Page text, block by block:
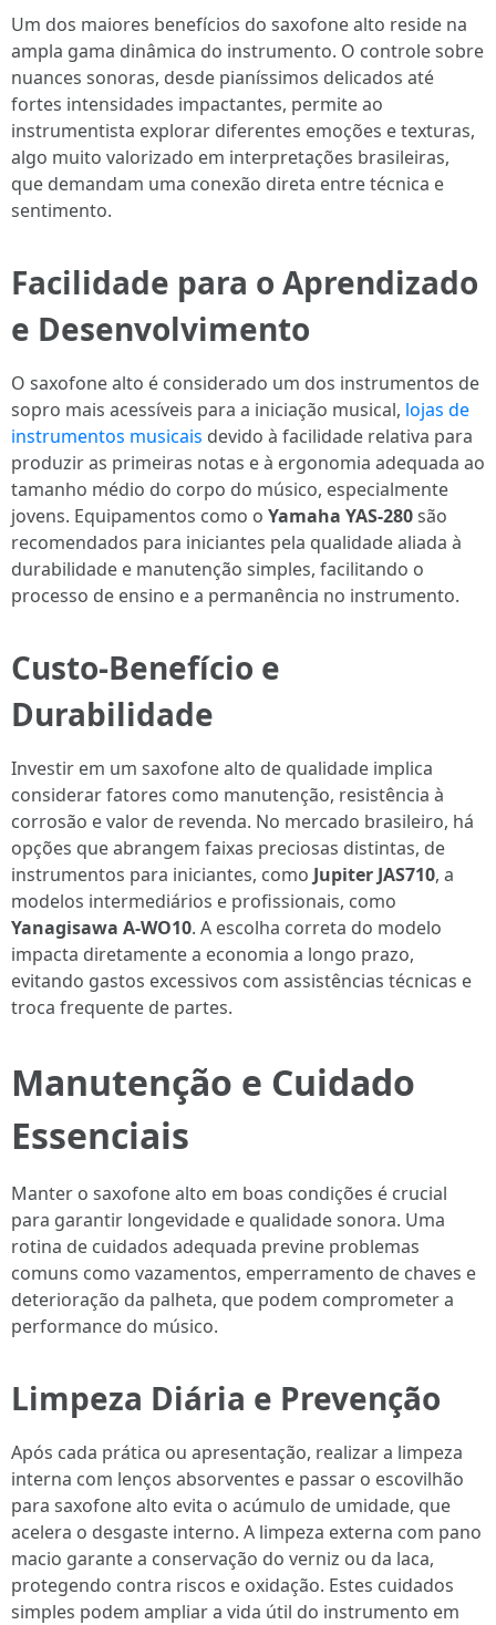
Um dos maiores benefícios do saxofone alto reside na
ampla gama dinâmica do instrumento. O controle sobre
nuances sonoras, desde pianíssimos delicados até
fortes intensidades impactantes, permite ao
instrumentista explorar diferentes emoções e texturas,
algo muito valorizado em interpretações brasileiras,
que demandam uma conexão direta entre técnica e
sentimento.
Facilidade para o Aprendizado
e Desenvolvimento
O saxofone alto é considerado um dos instrumentos de
sopro mais acessíveis para a iniciação musical, lojas de
instrumentos musicais devido à facilidade relativa para
produzir as primeiras notas e à ergonomia adequada ao
tamanho médio do corpo do músico, especialmente
jovens. Equipamentos como o Yamaha YAS-280são
recomendados para iniciantes pela qualidade aliada à
durabilidade e manutenção simples, facilitando o
processo de ensino e a permanência no instrumento.
Custo-Benefício e
Durabilidade
Investir em um saxofone alto de qualidade implica
considerar fatores como manutenção, resistência à
corrosão e valor de revenda. No mercado brasileiro, há
opções que abrangem faixas preciosas distintas, de
instrumentos para iniciantes, como Jupiter JAS710, a
modelos intermediários e profissionais, como
Yanagisawa A-WO10. A escolha correta do modelo
impacta diretamente a economia a longo prazo,
evitando gastos excessivos com assistências técnicas e
troca frequente de partes.
Manutenção e Cuidado
Essenciais
Manter o saxofone alto em boas condições é crucial
para garantir longevidade e qualidade sonora. Uma
rotina de cuidados adequada previne problemas
comuns como vazamentos, emperramento de chaves e
deterioração da palheta, que podem comprometer a
performance do músico.
Limpeza Diária e Prevenção
Após cada prática ou apresentação, realizar a limpeza
interna com lenços absorventes e passar o escovilhão
para saxofone alto evita o acúmulo de umidade, que
acelera o desgaste interno. A limpeza externa com pano
macio garante a conservação do verniz ou da laca,
protegendo contra riscos e oxidação. Estes cuidados
simples podem ampliar a vida útil do instrumento em